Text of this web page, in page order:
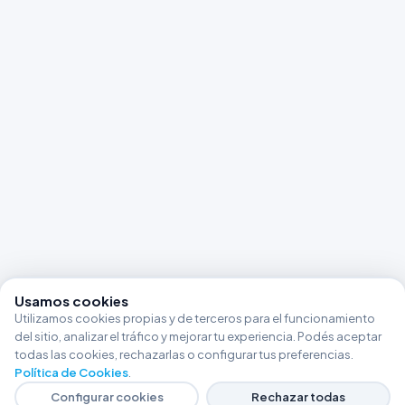
Usamos cookies
Utilizamos cookies propias y de terceros para el funcionamiento
del sitio, analizar el tráfico y mejorar tu experiencia. Podés aceptar
todas las cookies, rechazarlas o configurar tus preferencias.
Política de Cookies
Configurar cookies
Rechazar todas